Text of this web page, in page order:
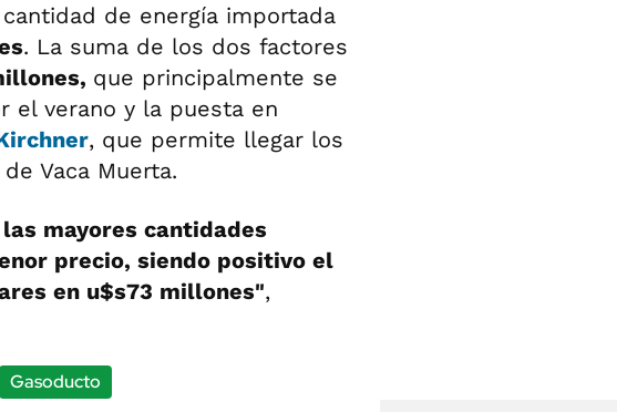
de energía importada
. La suma de los dos factores
que principalmente se
el verano y la puesta en
, que permite llegar los
Vaca Muerta.
mayores cantidades
precio, siendo positivo el
en u$s73 millones",
Gasoducto